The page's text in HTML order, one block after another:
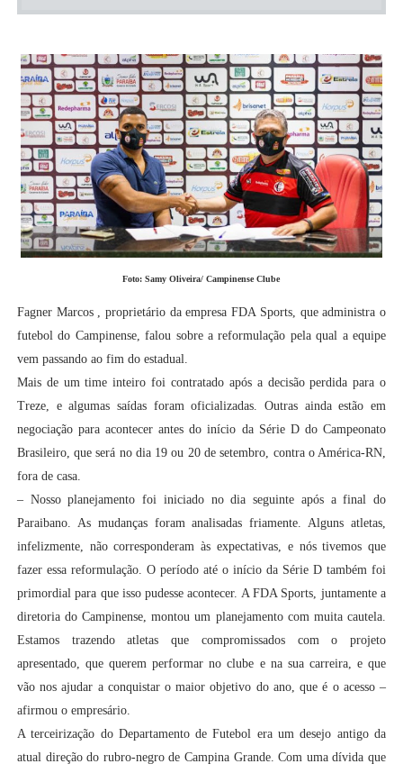
Foto: Samy Oliveira/ Campinense Clube
Fagner Marcos , proprietário da empresa FDA Sports, que administra o
futebol do Campinense, falou sobre a reformulação pela qual a equipe
vem passando ao fim do estadual.
Mais de um time inteiro foi contratado após a decisão perdida para o
Treze, e algumas saídas foram oficializadas. Outras ainda estão em
negociação para acontecer antes do início da Série D do Campeonato
Brasileiro, que será no dia 19 ou 20 de setembro, contra o América-RN,
fora de casa.
– Nosso planejamento foi iniciado no dia seguinte após a final do
Paraibano. As mudanças foram analisadas friamente. Alguns atletas,
infelizmente, não corresponderam às expectativas, e nós tivemos que
fazer essa reformulação. O período até o início da Série D também foi
primordial para que isso pudesse acontecer. A FDA Sports, juntamente a
diretoria do Campinense, montou um planejamento com muita cautela.
Estamos trazendo atletas que compromissados com o projeto
apresentado, que querem performar no clube e na sua carreira, e que
vão nos ajudar a conquistar o maior objetivo do ano, que é o acesso –
afirmou o empresário.
A terceirização do Departamento de Futebol era um desejo antigo da
atual direção do rubro-negro de Campina Grande. Com uma dívida que